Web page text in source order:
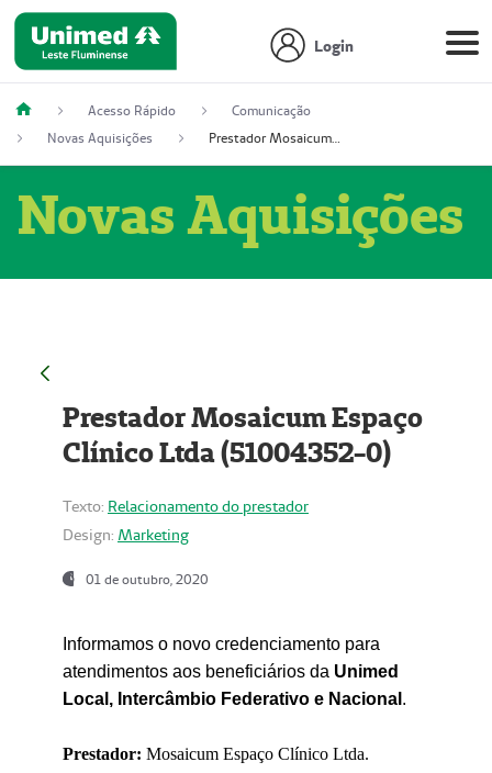
Login
Acesso Rápido
Comunicação
Novas Aquisições
Prestador Mosaicum Espaço Clínico Ltda (51004352-0)
Novas Aquisições
Prestador Mosaicum Espaço
Clínico Ltda (51004352-0)
Texto: Relacionamento do prestador
Design: Marketing
01 de outubro, 2020
Informamos o novo credenciamento para
atendimentos aos beneficiários da Unimed
Local, Intercâmbio Federativo e Nacional .
Prestador: Mosaicum Espaço Clínico Ltda.